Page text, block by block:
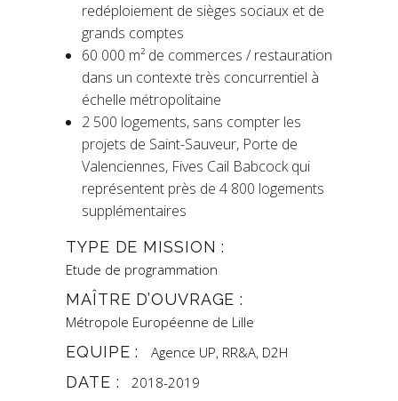
redéploiement de sièges sociaux et de
grands comptes
60 000 m² de commerces / restauration
dans un contexte très concurrentiel à
échelle métropolitaine
2 500 logements, sans compter les
projets de Saint-Sauveur, Porte de
Valenciennes, Fives Cail Babcock qui
représentent près de 4 800 logements
supplémentaires
TYPE DE MISSION :
Etude de programmation
MAÎTRE D’OUVRAGE :
Métropole Européenne de Lille
EQUIPE : Agence UP, RR&A, D2H
DATE : 2018-2019